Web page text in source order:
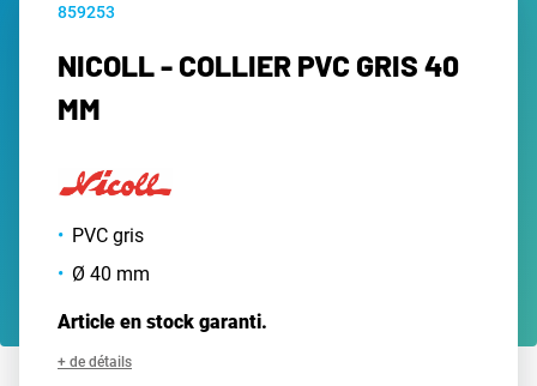
859253
NICOLL - COLLIER PVC GRIS 40
MM
PVC gris
Ø 40 mm
Article en stock garanti.
+ de détails